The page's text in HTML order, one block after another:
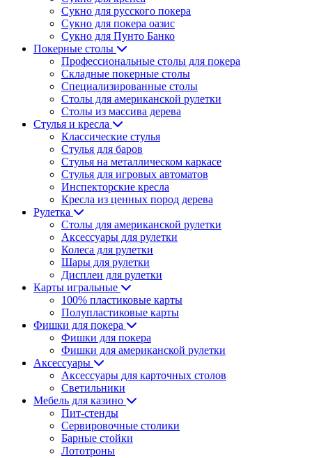
Сукно для русского покера
Сукно для покера оазис
Сукно для Пунто Банко
Покерные столы
Профессиональные столы для покера
Складные покерные столы
Специализированные столы
Столы для американской рулетки
Столы из массива дерева
Стулья и кресла
Классические стулья
Стулья для баров
Стулья на металлическом каркасе
Стулья для игровых автоматов
Инспекторские кресла
Кресла из ценных пород дерева
Рулетка
Столы для американской рулетки
Аксессуары для рулетки
Колеса для рулетки
Шары для рулетки
Дисплеи для рулетки
Карты игральные
100% пластиковые карты
Полупластиковые карты
Фишки для покера
Фишки для покера
Фишки для американской рулетки
Аксессуары
Аксессуары для карточных столов
Светильники
Мебель для казино
Пит-стенды
Сервировочные столики
Барные стойки
Лототроны